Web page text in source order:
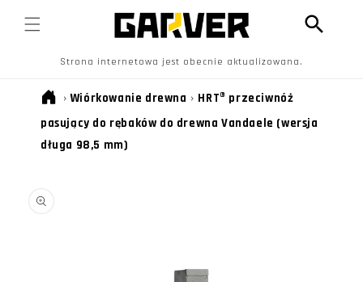
DO
TREŚCI
Strona internetowa jest obecnie aktualizowana.
› Wiórkowanie drewna › HRT® przeciwnóż
pasujący do rębaków do drewna Vandaele (wersja
długa 98,5 mm)
INFORMACJI